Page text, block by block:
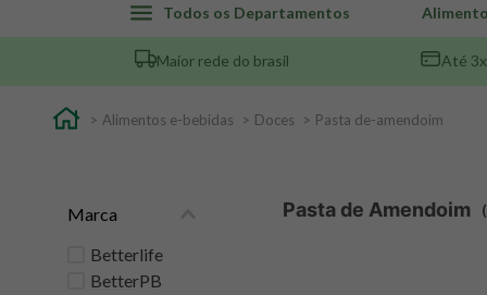
Todos os Departamentos
Maior rede do brasil Até
Alimentos e-bebidas Doces Pasta de-amendoim
Marca
Betterlife
BetterPB
Pasta de Amendoim
1º whey
2º creatina